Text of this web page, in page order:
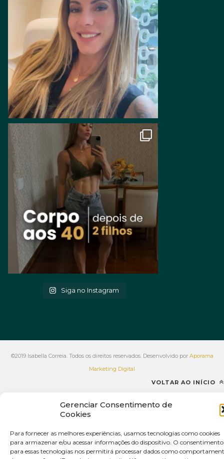
Gerenciar Consentimento de
Cookies
Para fornecer as melhores experiências, usamos tecnologias como cookies
para armazenar e/ou acessar informações do dispositivo. O consentimento
para essas tecnologias nos permitirá processar dados como
Siga no Instagram
©2019 Isabella Correia. Todos os direitos reservados. Desenvolvido por Aporama
Marketing Digital
VOLTAR AO INÍCIO